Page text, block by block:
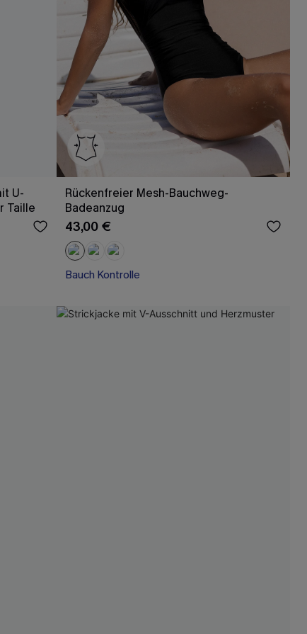
U-
Taille
Rückenfreier Mesh-Bauchweg-
Badeanzug
43,00 €
Bauch Kontrolle